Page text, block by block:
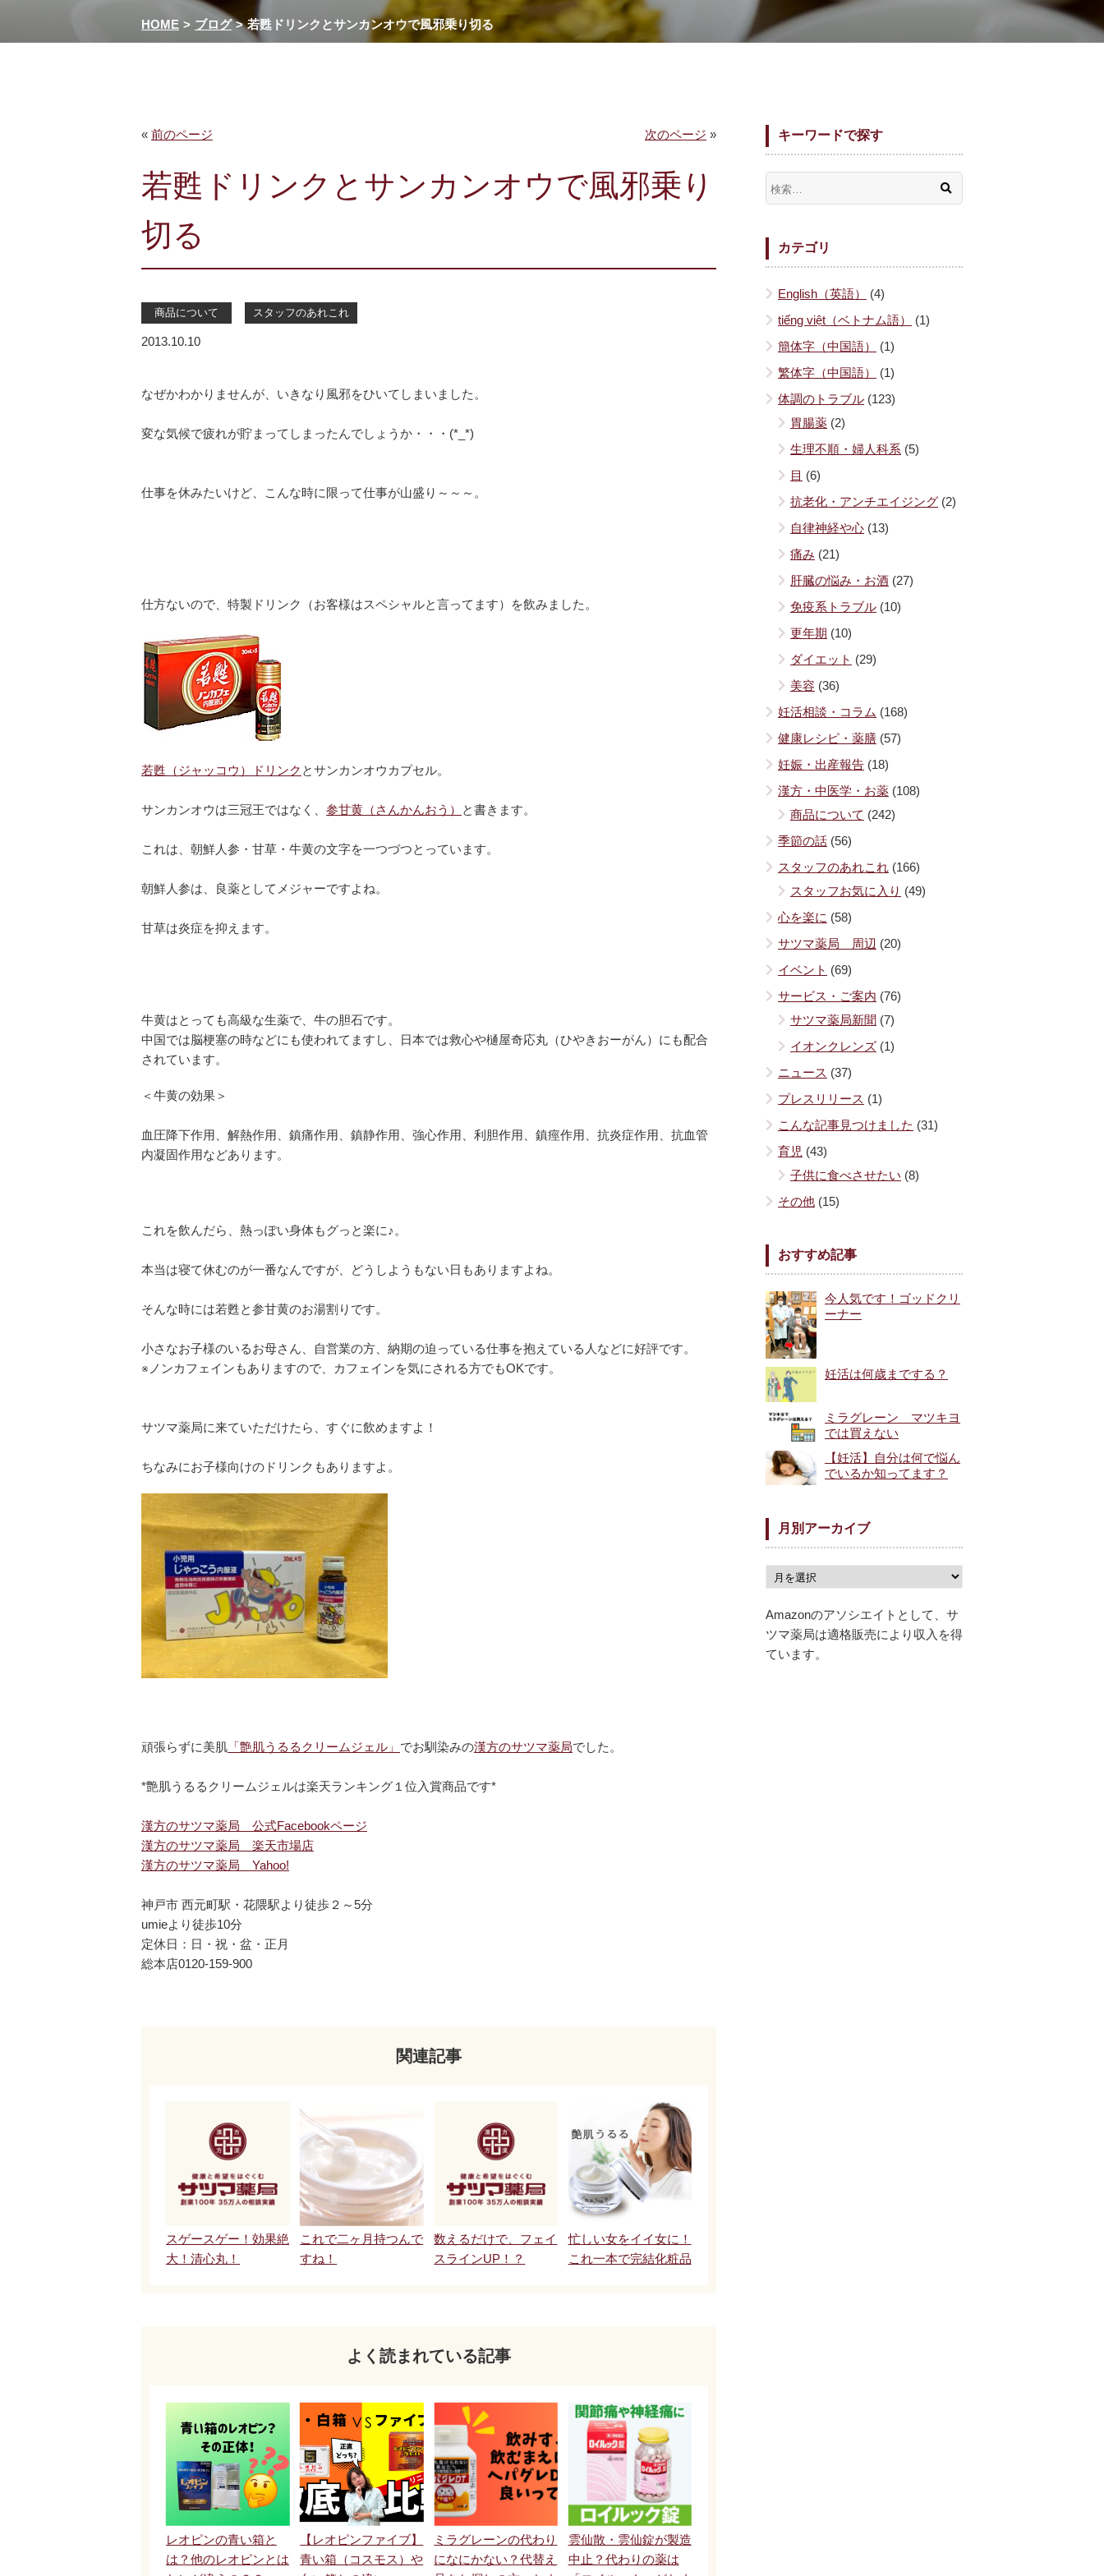
HOME ブログ 若甦ドリンクとサンカンオウで風邪乗り切る
« 前のページ 次のページ »
若甦ドリンクとサンカンオウで風邪乗り
切る
商品について スタッフのあれこれ
2013.10.10
なぜかわかりませんが、いきなり風邪をひいてしまいました。
変な気候で疲れが貯まってしまったんでしょうか・・・(*_*)
仕事を休みたいけど、こんな時に限って仕事が山盛り～～～。
仕方ないので、特製ドリンク（お客様はスペシャルと言ってます）を飲みました。
若甦（ジャッコウ）ドリンク とサンカンオウカプセル。
サンカンオウは三冠王ではなく、 参甘黄（さんかんおう） と書きます。
これは、朝鮮人参・甘草・牛黄の文字を一つづつとっています。
朝鮮人参は、良薬としてメジャーですよね。
甘草は炎症を抑えます。
牛黄はとっても高級な生薬で、牛の胆石です。
中国では脳梗塞の時などにも使われてますし、日本では救心や樋屋奇応丸（ひやきおーがん）にも配合
されています。
＜牛黄の効果＞
血圧降下作用、解熱作用、鎮痛作用、鎮静作用、強心作用、利胆作用、鎮痙作用、抗炎症作用、抗血管
内凝固作用などあります。
これを飲んだら、熱っぽい身体もグっと楽に♪。
本当は寝て休むのが一番なんですが、どうしようもない日もありますよね。
そんな時には若甦と参甘黄のお湯割りです。
小さなお子様のいるお母さん、自営業の方、納期の迫っている仕事を抱えている人などに好評です。
※ノンカフェインもありますので、カフェインを気にされる方でもOKです。
サツマ薬局に来ていただけたら、すぐに飲めますよ！
ちなみにお子様向けのドリンクもありますよ。
頑張らずに美肌 「艶肌うるるクリームジェル」 でお馴染みの漢方のサツマ薬局でした。
*艶肌うるるクリームジェルは楽天ランキング１位入賞商品です*
漢方のサツマ薬局 公式Facebookページ
漢方のサツマ薬局 楽天市場店
漢方のサツマ薬局 Yahoo!
神戸市 西元町駅・花隈駅より徒歩２～5分
umieより徒歩10分
定休日：日・祝・盆・正月
総本店0120-159-900
関連記事
スゲースゲー！効果絶
大！清心丸！
これで二ヶ月持つんで
すね！
数えるだけで、フェイ
スラインUP！？
忙しい女をイイ女に！
これ一本で完結化粧品
よく読まれている記事
レオピンの青い箱と
は？他のレオピンとは
【レオピンファイブ】
青い箱（コスモス）や
ミラグレーンの代わり
になにかない？代替え
雲仙散・雲仙錠が製造
中止？代わりの薬は
キーワードで探す
カテゴリ
English（英語）
(4)
tiếng việt（ベトナム語）
(1)
簡体字（中国語）
(1)
繁体字（中国語）
(1)
体調のトラブル (123)
胃腸薬 (2)
生理不順・婦人科系 (5)
目 (6)
抗老化・アンチエイジング (2)
自律神経や心 (13)
痛み (21)
肝臓の悩み・お酒 (27)
免疫系トラブル (10)
更年期 (10)
ダイエット (29)
美容 (36)
妊活相談・コラム (168)
健康レシピ・薬膳 (57)
妊娠・出産報告 (18)
漢方・中医学・お薬 (108)
商品について (242)
季節の話 (56)
スタッフのあれこれ (166)
スタッフお気に入り (49)
心を楽に (58)
サツマ薬局 周辺 (20)
イベント (69)
サービス・ご案内 (76)
サツマ薬局新聞 (7)
イオンクレンズ (1)
ニュース (37)
プレスリリース (1)
こんな記事見つけました (31)
育児 (43)
子供に食べさせたい (8)
その他 (15)
おすすめ記事
今人気です！ゴッドクリ
ーナー
妊活は何歳までする？
ミラグレーン マツキヨ
では買えない
【妊活】自分は何で悩ん
でいるか知ってます？
月別アーカイブ
Amazonのアソシエイトとして、サ
ツマ薬局は適格販売により収入を得
ています。